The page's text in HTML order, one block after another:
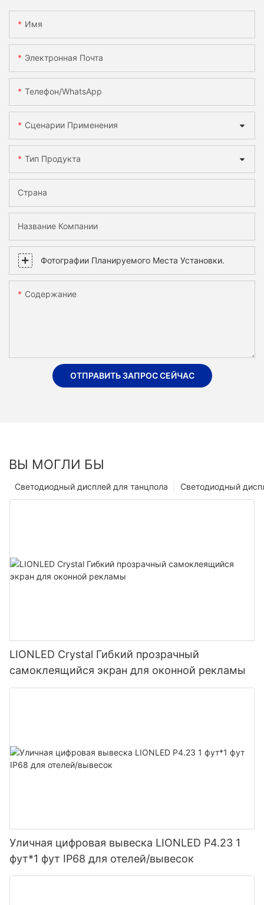
Имя
Электронная Почта
Телефон/WhatsApp
Сценарии Применения
Тип Продукта
Страна
Название Компании
Фотографии Планируемого Места Установки.
Содержание
ОТПРАВИТЬ ЗАПРОС СЕЙЧАС
ВЫ МОГЛИ БЫ
Светодиодный
Светодиодный дисплей для танцпола
LIONLED Crystal Гибкий прозрачный
самоклеящийся экран для оконной рекламы
Уличная цифровая вывеска LIONLED P4.23 1
фут*1 фут IP68 для отелей/вывесок